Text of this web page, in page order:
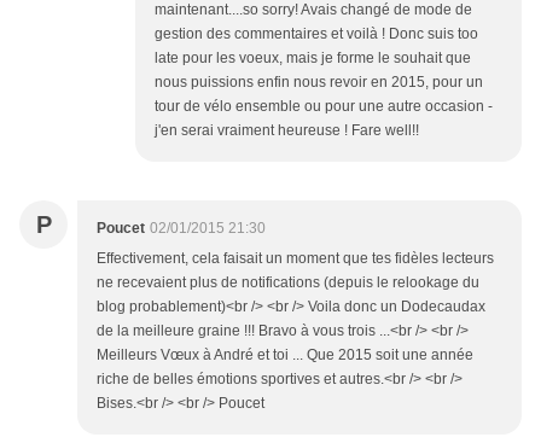
maintenant....so sorry! Avais changé de mode de
gestion des commentaires et voilà ! Donc suis too
late pour les voeux, mais je forme le souhait que
nous puissions enfin nous revoir en 2015, pour un
tour de vélo ensemble ou pour une autre occasion -
j'en serai vraiment heureuse ! Fare well!!
P Poucet 02/01/2015 21:30
Effectivement, cela faisait un moment que tes fidèles lecteurs
ne recevaient plus de notifications (depuis le relookage du
blog probablement)<br /> <br /> Voila donc un Dodecaudax
de la meilleure graine !!! Bravo à vous trois ...<br /> <br />
Meilleurs Vœux à André et toi ... Que 2015 soit une année
riche de belles émotions sportives et autres.<br /> <br />
Bises.<br /> <br /> Poucet